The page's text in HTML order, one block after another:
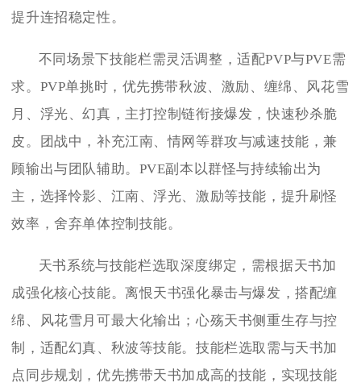
提升连招稳定性。
不同场景下技能栏需灵活调整，适配PVP与PVE需
求。PVP单挑时，优先携带秋波、激励、缠绵、风花雪
月、浮光、幻真，主打控制链衔接爆发，快速秒杀脆
皮。团战中，补充江南、情网等群攻与减速技能，兼
顾输出与团队辅助。PVE副本以群怪与持续输出为
主，选择怜影、江南、浮光、激励等技能，提升刷怪
效率，舍弃单体控制技能。
天书系统与技能栏选取深度绑定，需根据天书加
成强化核心技能。离恨天书强化暴击与爆发，搭配缠
绵、风花雪月可最大化输出；心殇天书侧重生存与控
制，适配幻真、秋波等技能。技能栏选取需与天书加
点同步规划，优先携带天书加成高的技能，实现技能